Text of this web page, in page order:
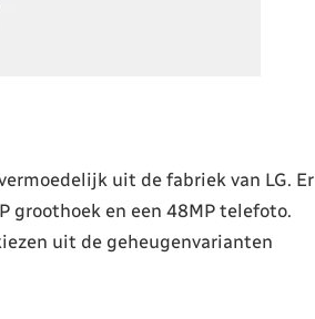
uit de fabriek van LG. Er
groothoek en een 48MP telefoto.
uit de geheugenvarianten